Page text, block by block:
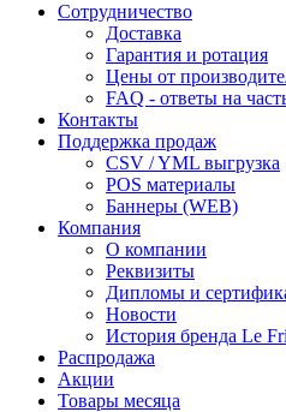
Сотрудничество
Доставка
Гарантия и ротация
Цены от
FAQ - ответы на
Контакты
Поддержка продаж
CSV / YML выгрузка
POS материалы
Баннеры (WEB)
Компания
О компании
Реквизиты
Дипломы и
Новости
История бренда Le
Распродажа
Акции
Товары месяца